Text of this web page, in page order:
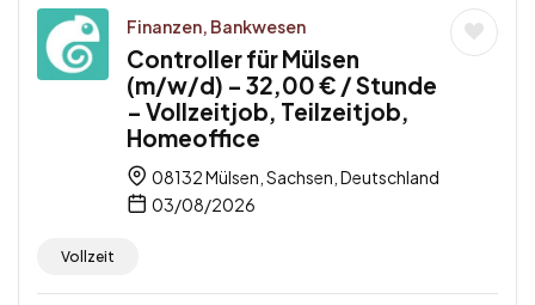
Finanzen, Bankwesen
Controller für Mülsen
(m/w/d) – 32,00 € / Stunde
– Vollzeitjob, Teilzeitjob,
Homeoffice
08132 Mülsen, Sachsen, Deutschland
03/08/2026
Vollzeit